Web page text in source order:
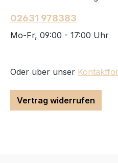
02631 978383
Mo-Fr, 09:00 - 17:00 Uhr
Oder über unser
Vertrag widerrufen